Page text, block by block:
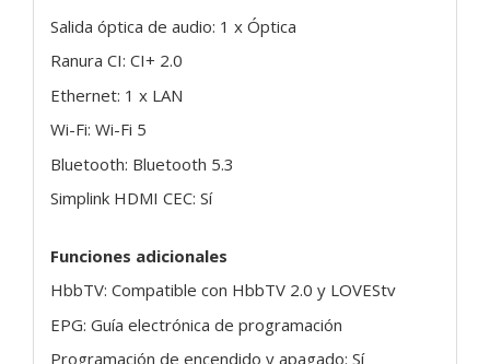
Salida óptica de audio: 1 x Óptica
Ranura CI: CI+ 2.0
Ethernet: 1 x LAN
Wi-Fi: Wi-Fi 5
Bluetooth: Bluetooth 5.3
Simplink HDMI CEC: Sí
Funciones adicionales
HbbTV: Compatible con HbbTV 2.0 y LOVEStv
EPG: Guía electrónica de programación
Programación de encendido y apagado: Sí